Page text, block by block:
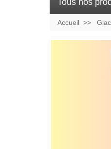
Tous nos
Accueil